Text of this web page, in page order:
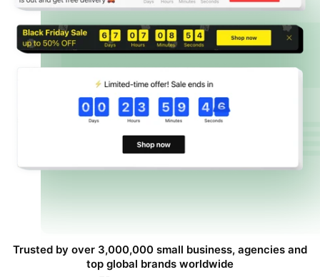
Trusted by over 3,000,000 small business, agencies and
top global brands worldwide